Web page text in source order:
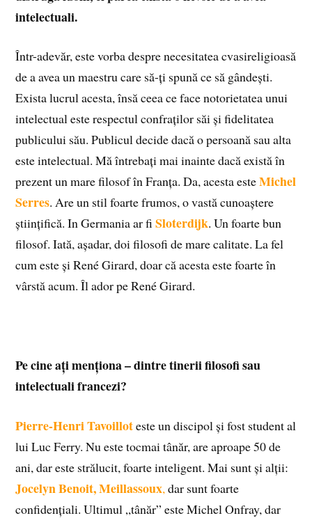
intelectuali.
Într-adevăr, este vorba despre necesitatea cvasireligioasă
de a avea un maestru care să-ți spună ce să gândești.
Exista lucrul acesta, însă ceea ce face notorietatea unui
intelectual este respectul confraților săi și fidelitatea
publicului său. Publicul decide dacă o persoană sau alta
este intelectual. Mă întrebați mai inainte dacă există în
prezent un mare filosof în Franța. Da, acesta esteMichel
Serres. Are un stil foarte frumos, o vastă cunoaștere
științifică. In Germania ar fiSloterdijk. Un foarte bun
filosof. Iată, așadar, doi filosofi de mare calitate. La fel
cum este și René Girard, doar că acesta este foarte în
vârstă acum. Îl ador pe René Girard.
Pe cine ați menționa – dintre tinerii filosofi sau
intelectuali francezi?
Pierre-Henri Tavoilloteste un discipol și fost student al
lui Luc Ferry. Nu este tocmai tânăr, are aproape 50 de
ani, dar este strălucit, foarte inteligent. Mai sunt și alții:
Jocelyn Benoit, Meillassoux, dar sunt foarte
confidențiali. Ultimul „tânăr” este Michel Onfray, dar